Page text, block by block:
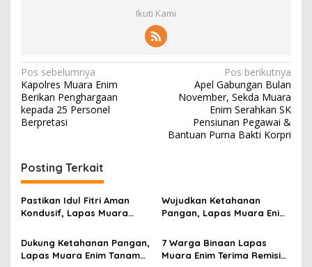
Ikuti Kami
N
a
v
a
s
i
o
Pos sebelumnya
Kapolres Muara Enim
Berikan Penghargaan
kepada 25 Personel
Berpretasi
Pos berikutnya
Apel Gabungan Bulan
November, Sekda Muara
Enim Serahkan SK
Pensiunan Pegawai &
Bantuan Purna Bakti Korpri
Posting Terkait
Pastikan Idul Fitri Aman
Kondusif, Lapas Muara
Wujudkan Ketahanan
Pangan, Lapas Muara Enim
Pemasyarakatan
Dukung Ketahanan Pangan,
Lapas Muara Enim Tanam
7 Warga Binaan Lapas
Muara Enim Terima Remisi